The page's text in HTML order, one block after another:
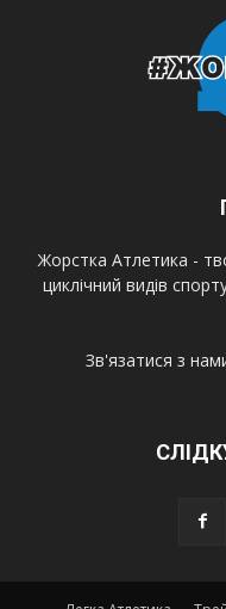
Жорстка Атлетика -
циклічний видів
Зв'язатися з